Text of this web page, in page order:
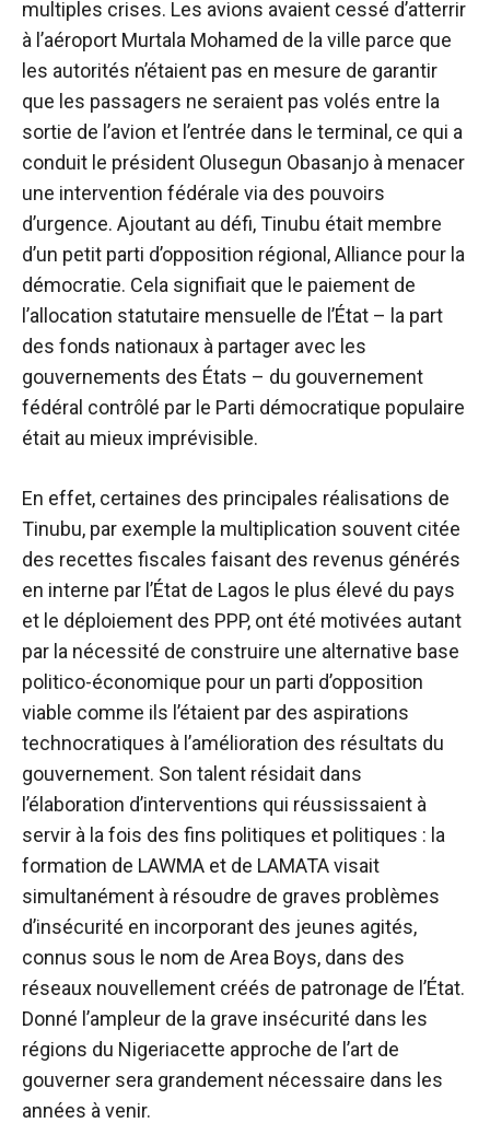
multiples crises. Les avions avaient cessé d’atterrir
à l’aéroport Murtala Mohamed de la ville parce que
les autorités n’étaient pas en mesure de garantir
que les passagers ne seraient pas volés entre la
sortie de l’avion et l’entrée dans le terminal, ce qui a
conduit le président Olusegun Obasanjo à menacer
une intervention fédérale via des pouvoirs
d’urgence. Ajoutant au défi, Tinubu était membre
d’un petit parti d’opposition régional, Alliance pour la
démocratie. Cela signifiait que le paiement de
l’allocation statutaire mensuelle de l’État – la part
des fonds nationaux à partager avec les
gouvernements des États – du gouvernement
fédéral contrôlé par le Parti démocratique populaire
était au mieux imprévisible.
En effet, certaines des principales réalisations de
Tinubu, par exemple la multiplication souvent citée
des recettes fiscales faisant des revenus générés
en interne par l’État de Lagos le plus élevé du pays
et le déploiement des PPP, ont été motivées autant
par la nécessité de construire une alternative base
politico-économique pour un parti d’opposition
viable comme ils l’étaient par des aspirations
technocratiques à l’amélioration des résultats du
gouvernement. Son talent résidait dans
l’élaboration d’interventions qui réussissaient à
servir à la fois des fins politiques et politiques : la
formation de LAWMA et de LAMATA visait
simultanément à résoudre de graves problèmes
d’insécurité en incorporant des jeunes agités,
connus sous le nom de Area Boys, dans des
réseaux nouvellement créés de patronage de l’État.
Donné l’ampleur de la grave insécurité dans les
régions du Nigeriacette approche de l’art de
gouverner sera grandement nécessaire dans les
années à venir.